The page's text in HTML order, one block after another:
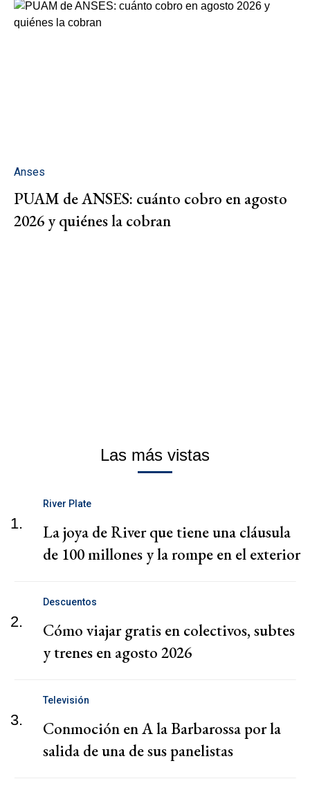
Anses
PUAM de ANSES: cuánto cobro en agosto
2026 y quiénes la cobran
Las más vistas
1.
River Plate
La joya de River que tiene una cláusula
de 100 millones y la rompe en el exterior
2.
Descuentos
Cómo viajar gratis en colectivos, subtes
y trenes en agosto 2026
3.
Televisión
Conmoción en A la Barbarossa por la
salida de una de sus panelistas